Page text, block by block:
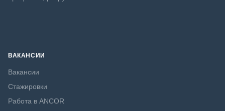
ВАКАНСИИ
Вакансии
Стажировки
Работа в ANCOR